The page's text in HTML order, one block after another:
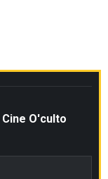
Cine O'culto